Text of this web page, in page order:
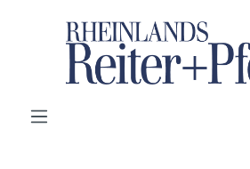
Zum Hauptinhalt springen